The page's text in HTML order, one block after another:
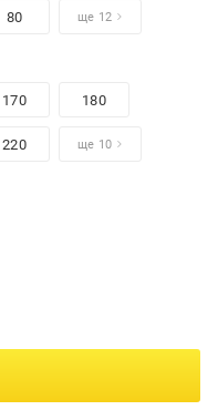
80 ще 12
170 180
220 ще 10